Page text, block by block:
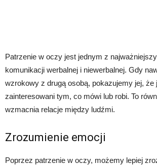
Patrzenie w oczy jest jednym z
komunikacji werbalnej i niewerbalnej. Gdy
wzrokowy z drugą osobą, pokazujemy jej, że
zainteresowani tym, co mówi lub robi. To
wzmacnia relacje między ludźmi.
Zrozumienie emocji
Poprzez patrzenie w oczy, możemy lepiej